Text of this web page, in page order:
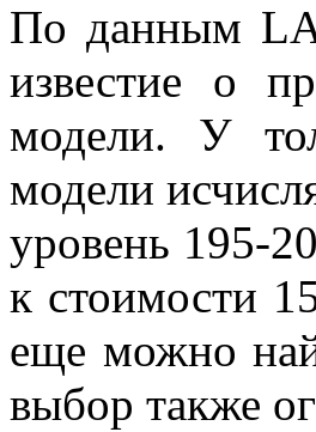
По данным
известие о
модели. У
модели
уровень 195-
к стоимости
еще можно
выбор также